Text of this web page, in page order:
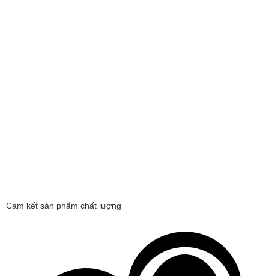
Cam kết sản phẩm chất lượng